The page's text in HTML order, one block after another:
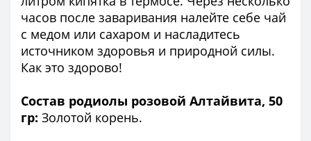
часов после заваривания налейте себе чай
с медом или сахаром и насладитесь
источником здоровья и природной силы.
Как это здорово!
Состав родиолы розовой Алтайвита, 50
гр: Золотой корень.